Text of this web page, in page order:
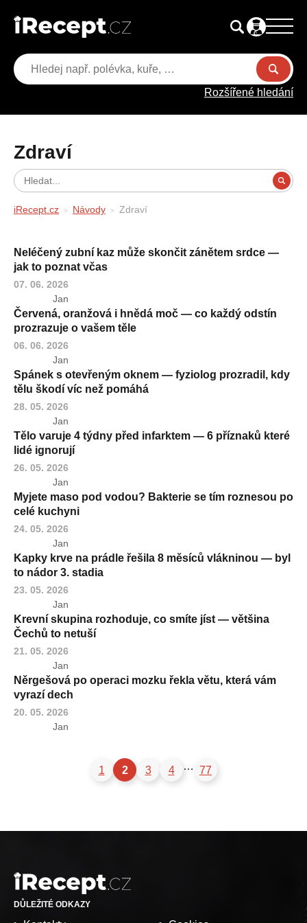
Rozšířené hledání
Zdraví
iRecept.cz Návody Zdraví
Neléčený zubní kaz může skončit zánětem srdce —
jak to poznat včas
07. 06. 2026
Jan
Červená, oranžová i hnědá moč — co každý odstín
prozrazuje o vašem těle
06. 06. 2026
Jan
Spánek s otevřeným oknem — fyziolog prozradil, kdy
tělu škodí víc než pomáhá
28. 05. 2026
Jan
Tělo varuje 4 týdny před infarktem — 6 příznaků které
lidé ignorují
26. 05. 2026
Jan
Myjete maso pod vodou? Bakterie se tím roznesou po
celé kuchyni
24. 05. 2026
Jan
Kapky krve na prádle řešila 8 měsíců vlákninou — byl
to nádor 3. stadia
23. 05. 2026
Jan
Krevní skupina rozhoduje, co smíte jíst — většina
Čechů to netuší
21. 05. 2026
Jan
Něrgešová po operaci mozku řekla větu, která vám
vyrazí dech
20. 05. 2026
Jan
1 2 3 4 … 77
DŮLEŽITÉ ODKAZY